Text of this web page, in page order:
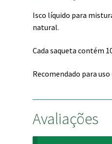
Isco líquido para
natural.
Cada saqueta contém
Recomendado para
Avaliações